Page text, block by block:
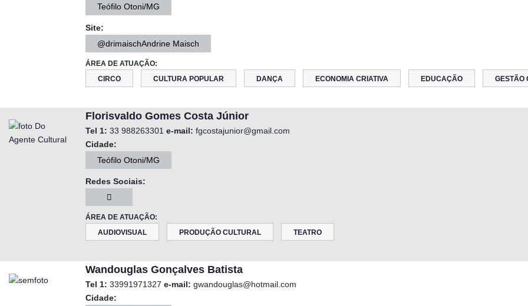
Teófilo Otoni/MG
Site:
@drimaischAndrine Maisch
ÁREA DE ATUAÇÃO:
CIRCO
CULTURA POPULAR DANÇA ECONOMIA CRIATIVA EDUCAÇÃO GESTÃO
Florisvaldo Gomes Costa Júnior
Tel 1: 33 988263301 e-mail: fgcostajunior@gmail.com
Cidade:
Teófilo Otoni/MG
Redes Sociais:
ÁREA DE ATUAÇÃO:
AUDIOVISUAL
PRODUÇÃO CULTURAL TEATRO
Wandouglas Gonçalves Batista
Tel 1: 33991971327 e-mail: gwandouglas@hotmail.com
Cidade: